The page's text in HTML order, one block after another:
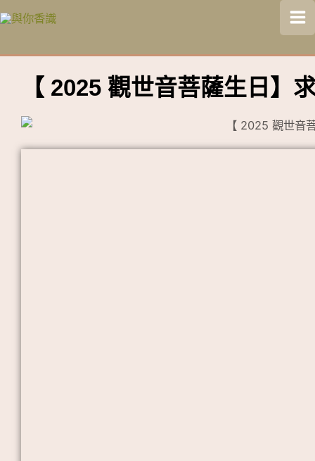
至
【 2025 觀世音菩薩生日】